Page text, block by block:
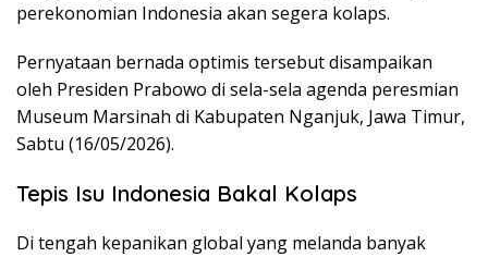
perekonomian Indonesia akan segera kolaps.
Pernyataan bernada optimis tersebut disampaikan
oleh Presiden Prabowo di sela-sela agenda peresmian
Museum Marsinah di Kabupaten Nganjuk, Jawa Timur,
Sabtu (16/05/2026).
Tepis Isu Indonesia Bakal Kolaps
Di tengah kepanikan global yang melanda banyak